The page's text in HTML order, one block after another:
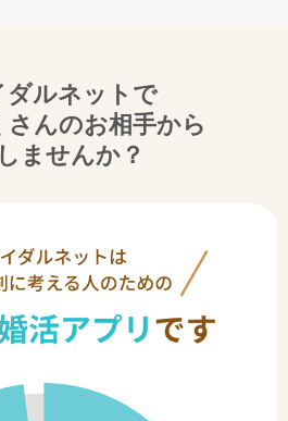
ダルネットで
さんのお相手から
ませんか？